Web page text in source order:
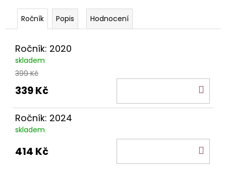
Popis Hodnocení
Ročník: 2020
skladem
399 Kč
339 Kč
Ročník: 2024
skladem
414 Kč
PRIMITIVO
DI
SANGAETANO
DOP.
349
Kč